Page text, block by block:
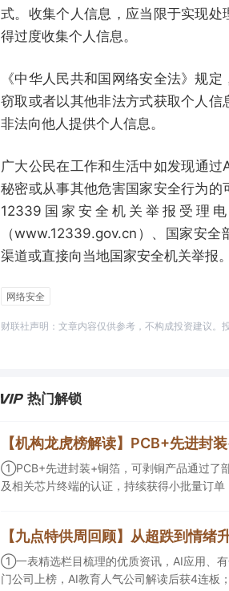
式。收集个人信息，应当限于实现处
得过度收集个人信息。
《中华人民共和国网络安全法》规
窃取或者以其他非法方式获取个人信
非法向他人提供个人信息。
广大公民在工作和生活中如发现通过
秘密或从事其他危害国家安全行为的
12339国家安全机关举报受理
（www.12339.gov.cn）、国家安全
渠道或直接向当地国家安全机关举报。
网络安全
财联社声明：文章内容仅供参考，不构成投资建议。
热门解锁
①PCB+先进封装+铜箔，可剥铜产品通过了
及相关芯片终端的认证，持续获得小批量订单
具备承接细胞与基因治疗产品商业化受托生
买入。
①一表精选栏目梳理的优质资讯，AI应用、
门公司上榜，AI教育人气公司解读后获4连板； ②AI应用本周活跃，栏目